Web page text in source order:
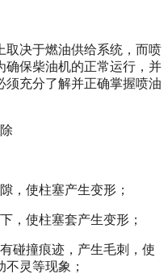
取决于燃油供给系统，而喷
确保柴油机的正常运行，并
须充分了解并正确掌握喷油
，使柱塞产生变形；
，使柱塞套产生变形；
碰撞痕迹，产生毛刺，使
灵等现象；